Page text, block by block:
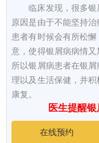
临床发现，很多
原因是由于不能坚持
患者有时候会有所松
意，使得银屑病病情又
所以银屑病患者在银
理以及生活保健，并
康复。
医生提醒
在线预约